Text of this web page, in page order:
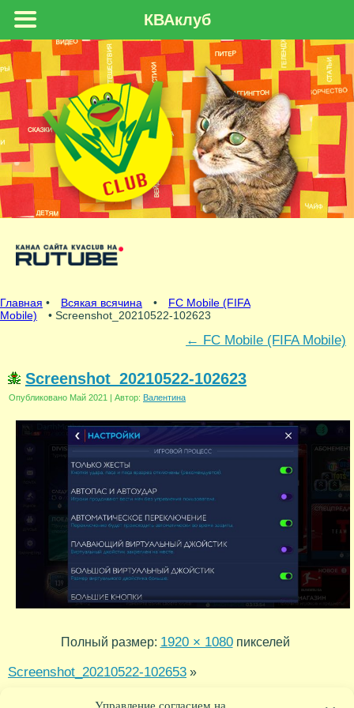
Главная • Всякая всячина •
FC Mobile (FIFA
Mobile)
• Screenshot_20210522-102623
← FC Mobile (FIFA Mobile)
Screenshot_20210522-102623
Опубликовано Май 2021 | Автор: Валентина
Полный размер: 1920 × 1080пикселей
Screenshot_20210522-102653 »
КВАклуб